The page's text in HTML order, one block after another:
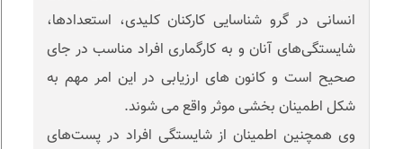
انسانی در گرو شناسایی کارکنان کلیدی، استعدادها،
شایستگی‌های آنان و به کارگماری افراد مناسب در جای
صحیح است و کانون های ارزیابی در این امر مهم به
شکل اطمینان بخشی موثر واقع می شوند.
وی همچنین اطمینان از شایستگی افراد در پست‌های